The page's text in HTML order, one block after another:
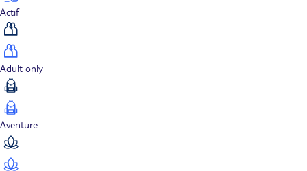
Actif
Adult only
Aventure